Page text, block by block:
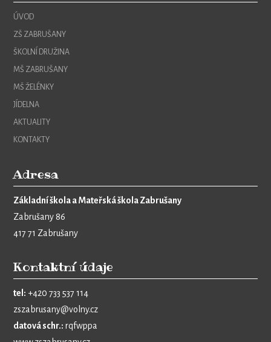
ÚVOD
ZŠ ZABRUŠANY
ŠKOLNÍ DRUŽINA
MŠ ZABRUŠANY
MŠ ŽELÉNKY
JÍDELNA
AKTUALITY
KONTAKTY
Adresa
Základní škola a Mateřská škola Zabrušany
Zabrušany 86
417 71 Zabrušany
Kontaktní údaje
tel: +420 733 537 114
zszabrusany@volny.cz
datová schr.: rqfwppa